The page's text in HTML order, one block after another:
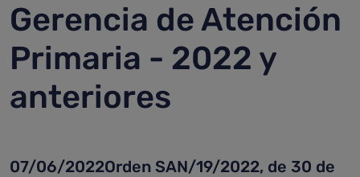
Gerencia de Atención
Primaria - 2022 y
anteriores
07/06/2022Orden SAN/19/2022, de 30 de